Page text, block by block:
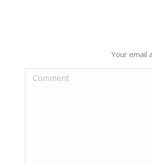
Your email
Comment